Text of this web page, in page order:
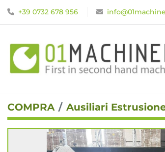
+39 0732 678 956
COMPRA Ausiliari